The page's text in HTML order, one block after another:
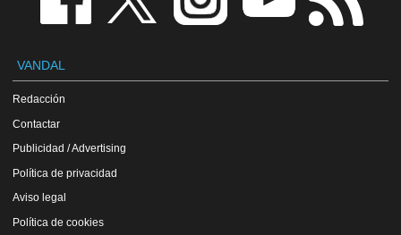
VANDAL
Redacción
Contactar
Publicidad / Advertising
Política de privacidad
Aviso legal
Política de cookies